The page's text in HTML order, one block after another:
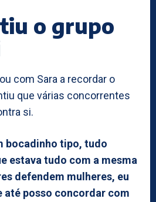
o grupo
com Sara a recordar o
que várias concorrentes
si.
bocadinho tipo, tudo
estava tudo com a mesma
defendem mulheres, eu
até posso concordar com